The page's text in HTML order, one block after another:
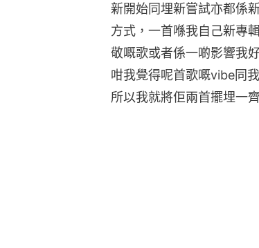
新開始同埋新嘗試亦都係
方式，一首喺我自己新專
敬嘅歌或者係一啲影響我
咁我覺得呢首歌嘅vibe同
所以我就將佢兩首擺埋一